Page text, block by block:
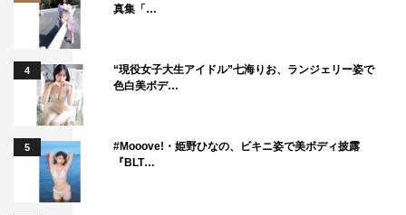
真集「…
4
“現役女子大生アイドル”七海りお、ランジェリー姿で
色白美ボデ…
5
#Mooove!・姫野ひなの、ビキニ姿で美ボディ披露
『BLT…